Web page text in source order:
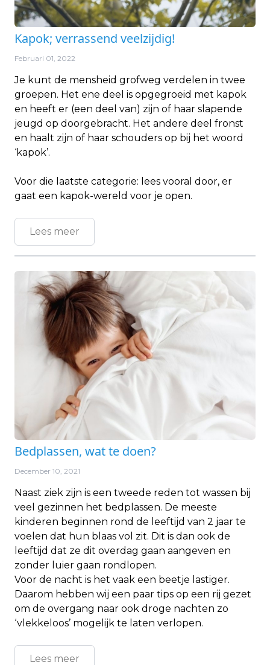
Kapok; verrassend veelzijdig!
Februari 01, 2022
Je kunt de mensheid grofweg verdelen in twee
groepen. Het ene deel is opgegroeid met kapok
en heeft er (een deel van) zijn of haar slapende
jeugd op doorgebracht. Het andere deel fronst
en haalt zijn of haar schouders op bij het woord
‘kapok’.
Voor die laatste categorie: lees vooral door, er
gaat een kapok-wereld voor je open.
Lees meer
Bedplassen, wat te doen?
December 10, 2021
Naast ziek zijn is een tweede reden tot wassen bij
veel gezinnen het bedplassen. De meeste
kinderen beginnen rond de leeftijd van 2 jaar te
voelen dat hun blaas vol zit. Dit is dan ook de
leeftijd dat ze dit overdag gaan aangeven en
zonder luier gaan rondlopen.
Voor de nacht is het vaak een beetje lastiger.
Daarom hebben wij een paar tips op een rij gezet
om de overgang naar ook droge nachten zo
‘vlekkeloos’ mogelijk te laten verlopen.
Lees meer